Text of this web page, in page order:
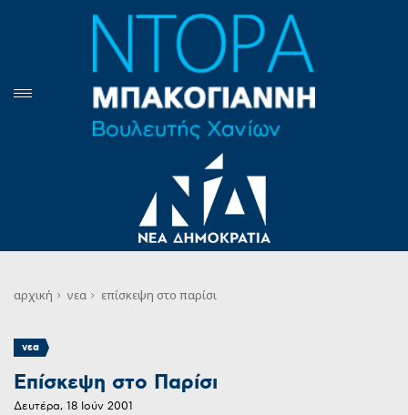
αρχική νεα επίσκεψη στο παρίσι
νεα
Επίσκεψη στο Παρίσι
Δευτέρα, 18 Ιούν 2001